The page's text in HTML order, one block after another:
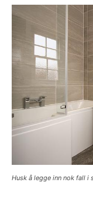
Husk å legge inn nok fall i